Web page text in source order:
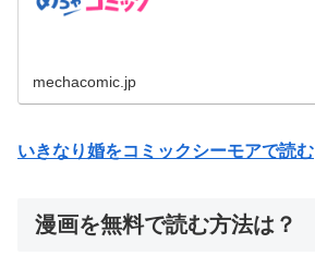
mechacomic.jp
いきなり婚をコミックシーモアで読む
漫画を無料で読む方法は？